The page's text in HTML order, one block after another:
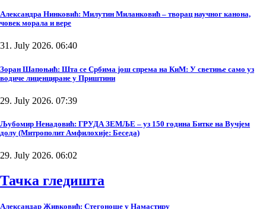
Александра Нинковић: Милутин Миланковић – творац научног канона,
човек морала и вере
31. July 2026. 06:40
Зоран Шапоњић: Шта се Србима још спрема на КиМ: У светиње само уз
водиче лиценциране у Приштини
29. July 2026. 07:39
Љубомир Ненадовић: ГРУДА ЗЕМЉЕ – уз 150 година Битке на Вучјем
долу (Митрополит Амфилохије: Беседа)
29. July 2026. 06:02
Тачка гледишта
Александар Живковић: Стегоноше у Намастиру